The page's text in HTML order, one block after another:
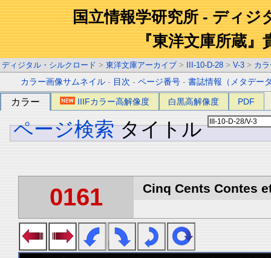
国立情報学研究所 - ディジ
『東洋文庫所蔵』
ディジタル・シルクロード > 東洋文庫アーカイブ > III-10-D-28 > V-3 > カ
カラー画像サムネイル - 目次 -ページ番号 -書誌情報（メタデー
カラー IIIFカラー高解像度 白黒高解像度 PDF
ページ検索 タイトル
0161 Cinq Cents Contes